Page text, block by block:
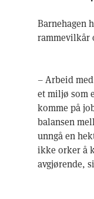
Barnehagen
rammevilkår
– Arbeid
et miljø som
komme på
balansen
unngå en
ikke orker å
avgjørende,